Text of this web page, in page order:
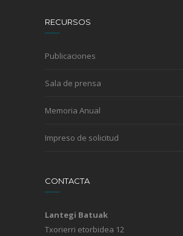
RECURSOS
Publicaciones
Sala de prensa
Memoria Anual
Impreso de solicitud
CONTACTA
Lantegi Batuak
Txorierri etorbidea 12